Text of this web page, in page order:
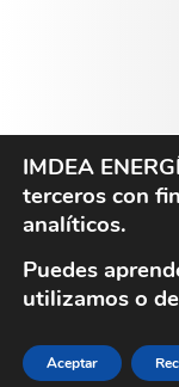
IMDEA
terceros con
analíticos.
Puedes
utilizamos o
Aceptar